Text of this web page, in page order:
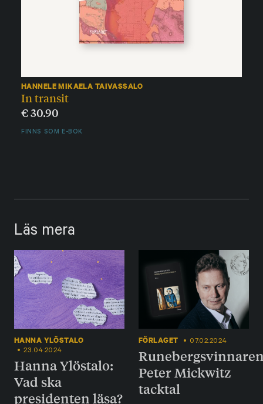
HANNELE MIKAELA TAIVASSALO
In transit
€30.90
FINNS SOM E-BOK
Läs mera
HANNA YLÖSTALO
23.04.2024
Hanna Ylöstalo:
Vad ska
presidenten läsa?
FÖRLAGET 07.02.2024
Peter Mickwitz
tacktal